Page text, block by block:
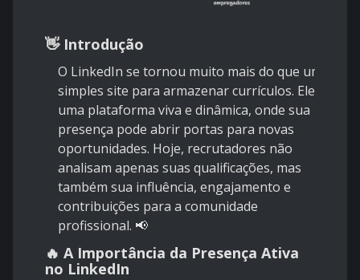
👋 Introdução
O LinkedIn se tornou muito mais do que um
simples site para armazenar currículos. Ele é
uma plataforma viva e dinâmica, onde sua
presença pode abrir portas para novas
oportunidades. Hoje, recrutadores não
analisam apenas suas qualificações, mas
também sua influência, engajamento e
contribuições para a comunidade
profissional. 📢
🔥 A Importância da Presença Ativa
no LinkedIn